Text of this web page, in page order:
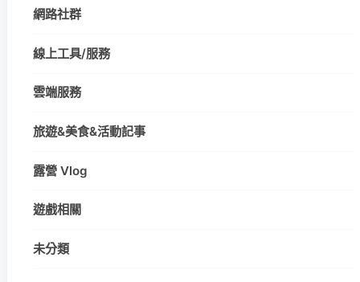
網路社群
線上工具/服務
雲端服務
旅遊&美食&活動記事
露營 Vlog
遊戲相關
未分類